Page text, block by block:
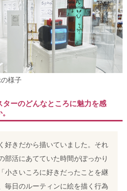
様子
ーのどんなところに魅力を感
好きだから描いていました。それ
部活にあてていた時間がぽっかり
小さいころに好きだったことを継
毎日のルーティンに絵を描く行為